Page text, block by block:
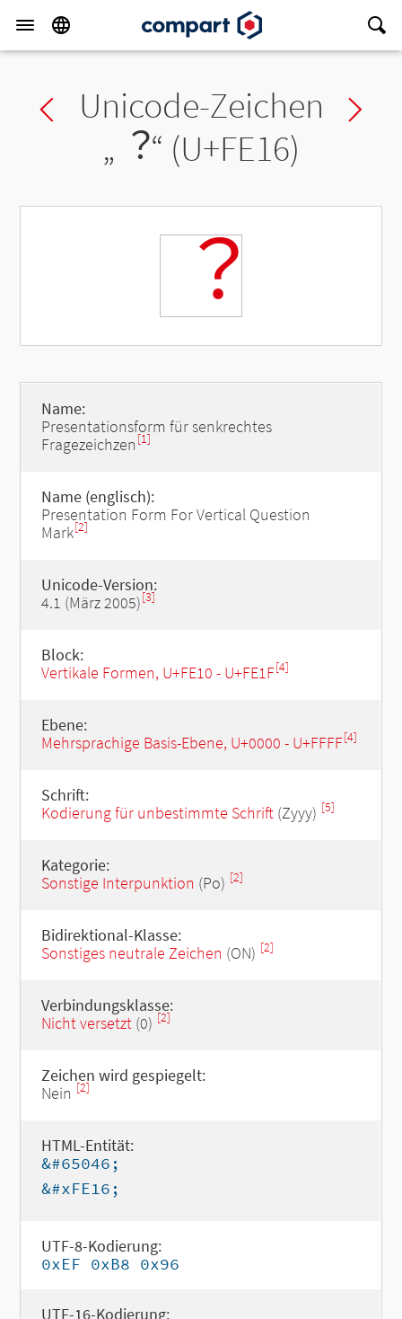
Previous char
Unicode-Zeichen
„ ︖“ (U+FE16)
︖
Name:
Presentationsform für senkrechtes
Fragezeichzen [1]
Name (englisch):
Presentation Form For Vertical Question
Mark[2]
Unicode-Version:
4.1 (März 2005)[3]
Block:
Vertikale Formen, U+FE10 - U+FE1F[4]
Ebene:
Mehrsprachige Basis-Ebene, U+0000 - U+FFFF[4]
Schrift:
Kodierung für unbestimmte Schrift(Zyyy) [5]
Kategorie:
Sonstige Interpunktion (Po) [2]
Bidirektional-Klasse:
Sonstiges neutrale Zeichen (ON) [2]
Verbindungsklasse:
Nicht versetzt(0) [2]
Zeichen wird gespiegelt:
Nein [2]
HTML-Entität:
&#65046;
&#xFE16;
UTF-8-Kodierung:
0xEF 0xB8 0x96
UTF-16-Kodierung: